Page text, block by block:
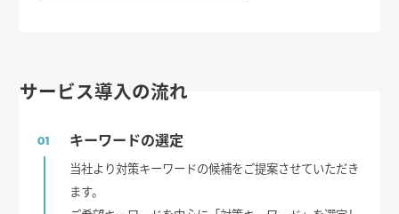
サービス導入の流れ
01 キーワードの選定
当社より対策キーワードの候補をご提案させていただき
ます。